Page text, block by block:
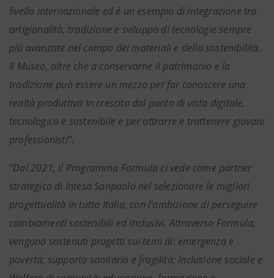
livello internazionale ed è un esempio di integrazione tra
artigianalità, tradizione e sviluppo di tecnologie sempre
più avanzate nel campo dei materiali e della sostenibilità.
Il Museo, oltre che a conservarne il patrimonio e la
tradizione può essere un mezzo per far conoscere una
realtà produttiva in crescita dal punto di vista digitale,
tecnologico e sostenibile e per attrarre e trattenere giovani
professionisti”.
“Dal 2021, il Programma Formula ci vede come partner
strategico di Intesa Sanpaolo nel selezionare le migliori
progettualità in tutta Italia, con l’ambizione di perseguire
cambiamenti sostenibili ed inclusivi. Attraverso Formula,
vengono sostenuti progetti sui temi di: emergenza e
povertà; supporto sanitario e fragilità; inclusione sociale e